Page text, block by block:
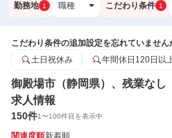
勤務地 1 職種 こだわり条件 1
こだわり条件の追加設定を忘れていません
土日祝休み
年間休日120日以
御殿場市（静岡県）、残業なし
求人情報
150件1〜100件目を表示中
関連度順新着順